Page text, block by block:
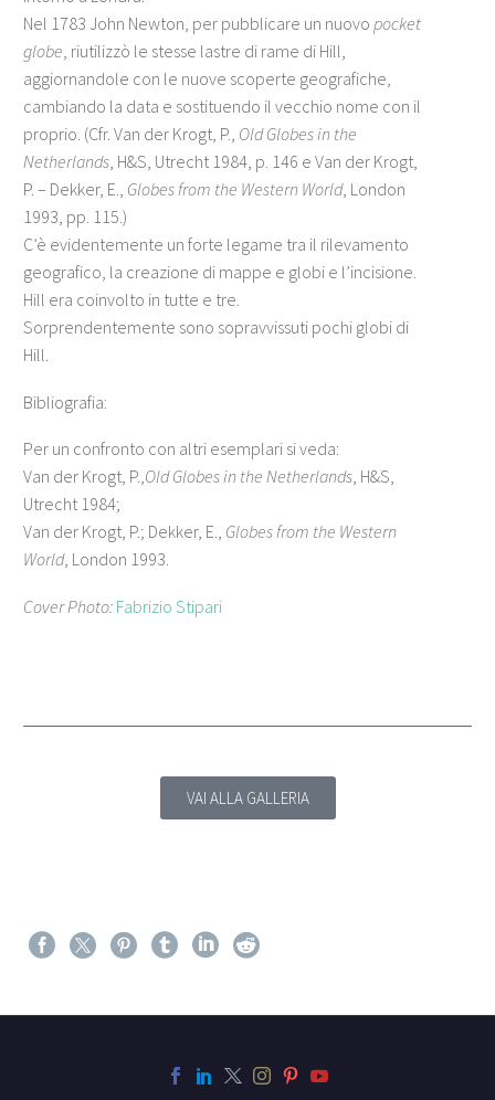
Nel 1783 John Newton, per pubblicare un nuovo pocket
globe, riutilizzò le stesse lastre di rame di Hill,
aggiornandole con le nuove scoperte geografiche,
cambiando la data e sostituendo il vecchio nome con il
proprio. (Cfr. Van der Krogt, P., Old Globes in the
Netherlands, H&S, Utrecht 1984, p. 146 e Van der Krogt,
P. – Dekker, E., Globes from the Western World, London
1993, pp. 115.)
C’è evidentemente un forte legame tra il rilevamento
geografico, la creazione di mappe e globi e l’incisione.
Hill era coinvolto in tutte e tre.
Sorprendentemente sono sopravvissuti pochi globi di
Hill.
Bibliografia:
Per un confronto con altri esemplari si veda:
Van der Krogt, P.,Old Globes in the Netherlands, H&S,
Utrecht 1984;
Van der Krogt, P.; Dekker, E., Globes from the Western
World, London 1993.
Cover Photo: Fabrizio Stipari
VAI ALLA GALLERIA